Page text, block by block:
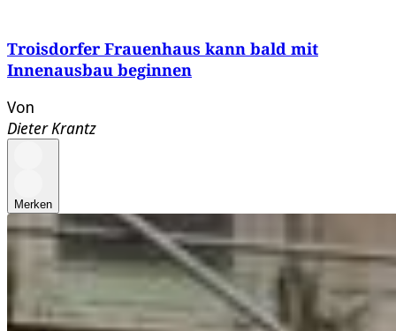
Troisdorfer Frauenhaus kann bald mit
Innenausbau beginnen
Von
Dieter Krantz
Merken